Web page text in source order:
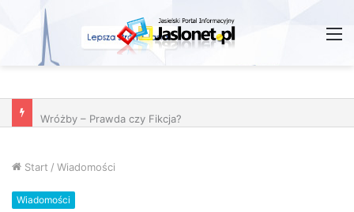
Wróżby – Prawda czy Fikcja?
Start / Wiadomości
Wiadomości